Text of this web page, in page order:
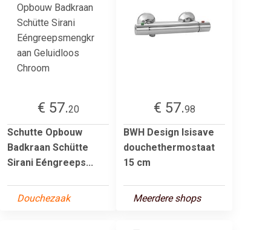
€ 57.20
Schutte Opbouw
Badkraan Schütte
Sirani Eéngreeps...
Douchezaak
€ 57.98
BWH Design Isisave
douchethermostaat
15 cm
Meerdere shops